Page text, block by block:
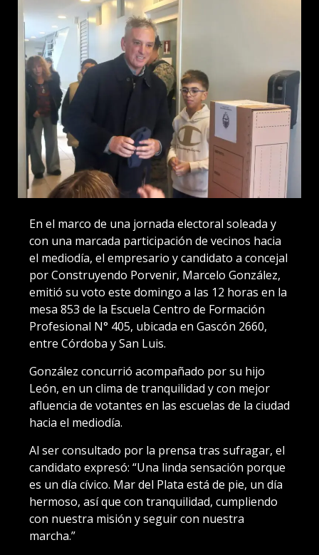
En el marco de una jornada electoral soleada y
con una marcada participación de vecinos hacia
el mediodía, el empresario y candidato a concejal
por Construyendo Porvenir, Marcelo González,
emitió su voto este domingo a las 12 horas en la
mesa 853 de la Escuela Centro de Formación
Profesional N° 405, ubicada en Gascón 2660,
entre Córdoba y San Luis.
González concurrió acompañado por su hijo
León, en un clima de tranquilidad y con mejor
afluencia de votantes en las escuelas de la ciudad
hacia el mediodía.
Al ser consultado por la prensa tras sufragar, el
candidato expresó: “Una linda sensación porque
es un día cívico. Mar del Plata está de pie, un día
hermoso, así que con tranquilidad, cumpliendo
con nuestra misión y seguir con nuestra
marcha.”